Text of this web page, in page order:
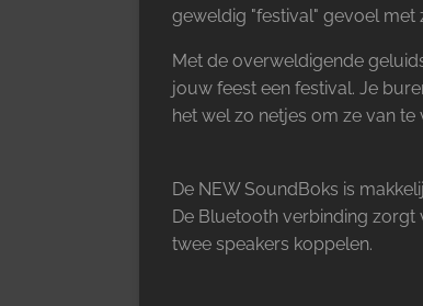
geweldig "festival" gevoel met
Met de overweldigende
jouw feest een festival. Je
het wel zo netjes om ze van
De NEW SoundBoks is
De Bluetooth verbinding zorgt
twee speakers koppelen.